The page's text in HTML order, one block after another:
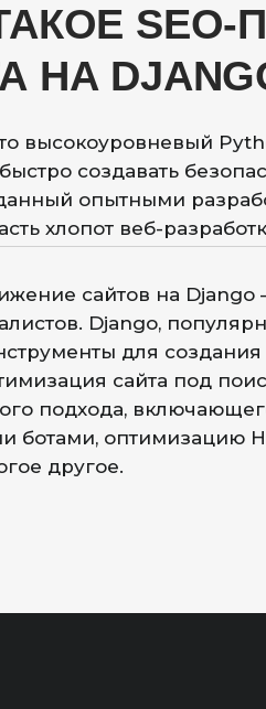
НА
высокоуровневый
создавать
опытными
хлопот веб-
сайтов на
Django,
для
сайта под
подхода,
ботами, оптимизацию
другое.